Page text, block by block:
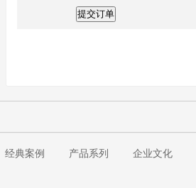
经典案例 产品系列 企业文化